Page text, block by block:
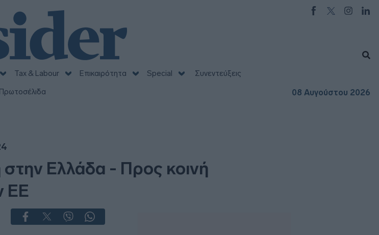
Tax & Labour Επικαιρότητα Special
Συνεντεύξεις
Πρωτοσέλιδα
08 Αυγούστου 2026
στην Ελλάδα - Προς κοινή
ΕΕ